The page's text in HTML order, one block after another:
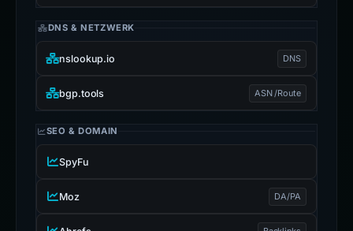
DNS & NETZWERK
nslookup.io DNS
bgp.tools ASN /Route
SEO & DOMAIN
SpyFu
Moz DA/PA